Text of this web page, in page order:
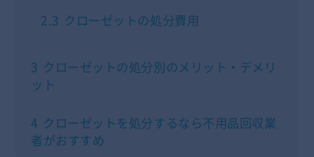
2.3 クローゼットの処分費用
3 クローゼットの処分別のメリット・デメリ
ット
4 クローゼットを処分するなら不用品回収業
者がおすすめ